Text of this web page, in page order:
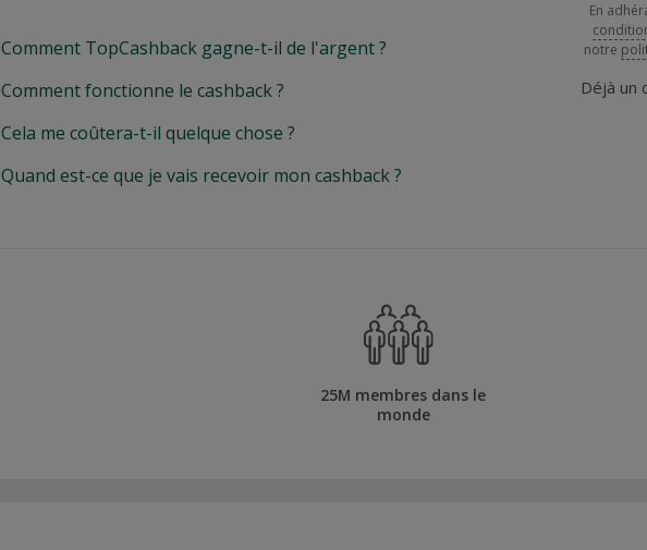
En
notre
Déjà un
Comment TopCashback gagne-t-il de l'argent ?
Comment fonctionne le cashback ?
Cela me coûtera-t-il quelque chose ?
Quand est-ce que je vais recevoir mon cashback ?
25M membres dans le
monde